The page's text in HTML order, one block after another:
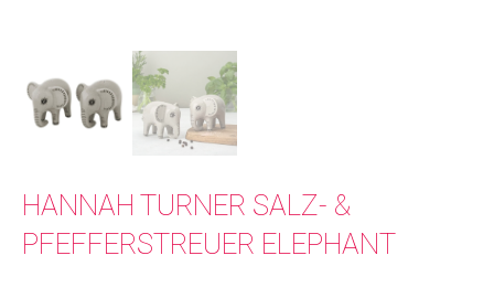
HANNAH TURNER SALZ- &
PFEFFERSTREUER ELEPHANT